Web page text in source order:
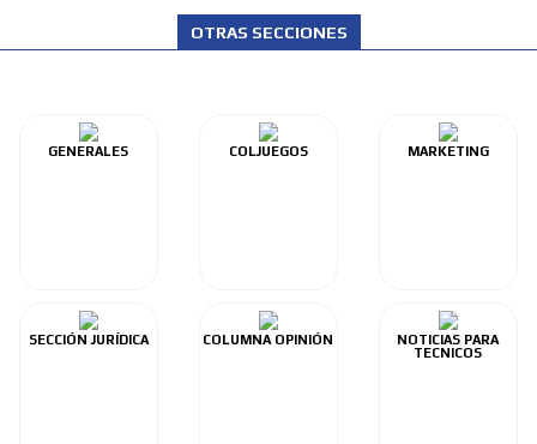
OTRAS SECCIONES
GENERALES COLJUEGOS MARKETING
SECCIÓN JURÍDICA COLUMNA OPINIÓN
NOTICIAS PARA
TECNICOS